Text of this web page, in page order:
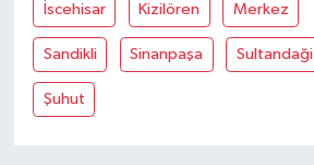
İscehisar Kizilören Merkez
Sandikli Sinanpaşa Sultandaği
Şuhut